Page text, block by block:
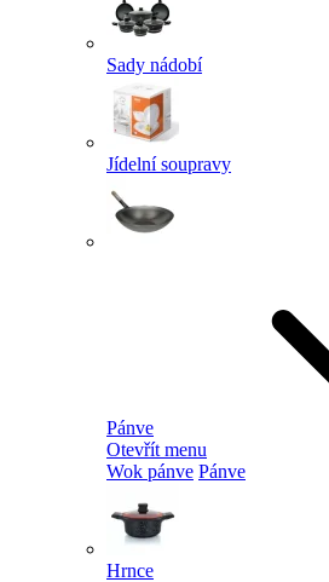
Sady nádobí
Jídelní soupravy
Pánve
Otevřít menu
Wok pánve Pánve
Hrnce